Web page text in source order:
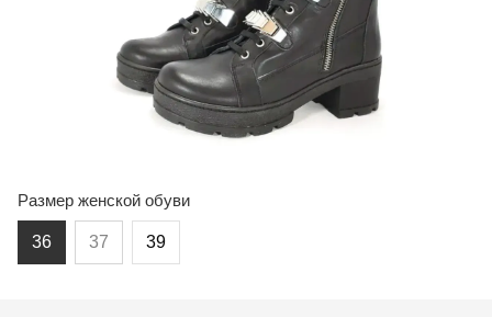
Размер женской обуви
36 37 39